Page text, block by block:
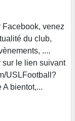
Facebook, venez
du club,
....
sur le lien suivant
USLFootball?
bientot,...